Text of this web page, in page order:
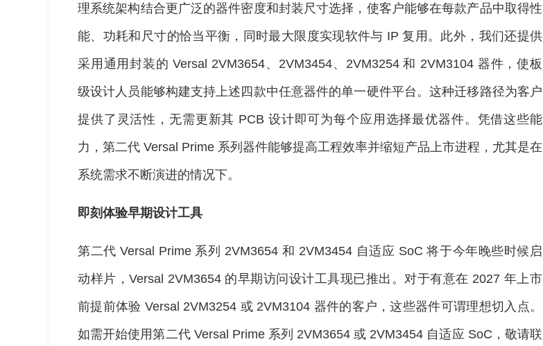
理系统架构结合更广泛的器件密度和封装尺寸选择，使客户能够在每款产品中取得性
能、功耗和尺寸的恰当平衡，同时最大限度实现软件与 IP 复用。此外，我们还提供
采用通用封装的 Versal 2VM3654、2VM3454、2VM3254 和 2VM3104 器件，使板
级设计人员能够构建支持上述四款中任意器件的单一硬件平台。这种迁移路径为客户
提供了灵活性，无需更新其 PCB 设计即可为每个应用选择最优器件。凭借这些能
力，第二代 Versal Prime 系列器件能够提高工程效率并缩短产品上市进程，尤其是在
系统需求不断演进的情况下。
即刻体验早期设计工具
第二代 Versal Prime 系列 2VM3654 和 2VM3454 自适应 SoC 将于今年晚些时候启
动样片，Versal 2VM3654 的早期访问设计工具现已推出。对于有意在 2027 年上市
前提前体验 Versal 2VM3254 或 2VM3104 器件的客户，这些器件可谓理想切入点。
如需开始使用第二代 Versal Prime 系列 2VM3654 或 2VM3454 自适应 SoC，敬请联